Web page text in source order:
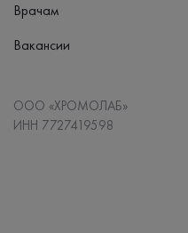
Врачам
Вакансии
ООО «ХРОМОЛАБ»
ИНН 7727419598